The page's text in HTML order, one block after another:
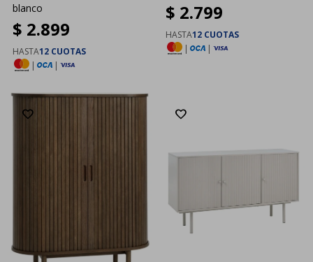
blanco
$ 2.899
HASTA12 CUOTAS
|
|
$ 2.799
HASTA12 CUOTAS
|
|